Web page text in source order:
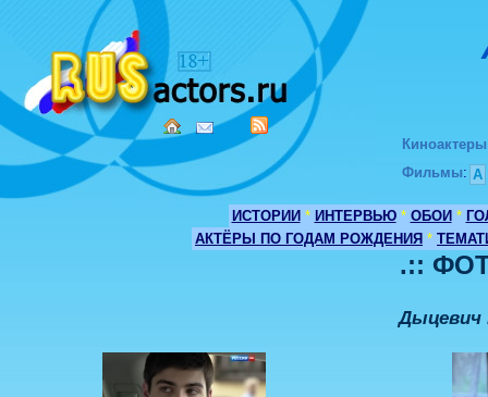
Киноактеры
Фильмы: А
ИСТОРИИ * ИНТЕРВЬЮ * ОБОИ *
АКТЁРЫ ПО ГОДАМ РОЖДЕНИЯ *
.::
Дыцевич